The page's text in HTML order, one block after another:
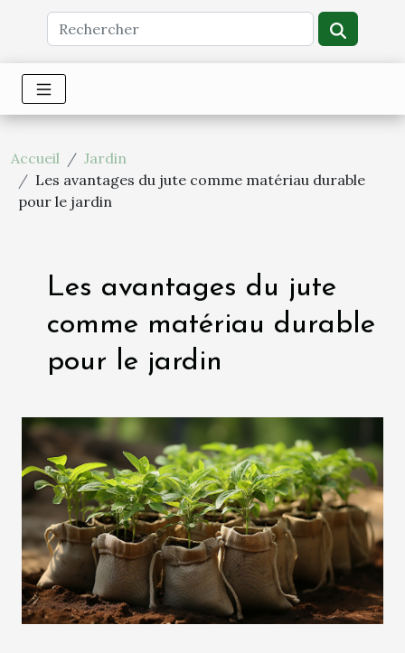
Accueil
Jardin
Les avantages du jute comme matériau durable
pour le jardin
Les avantages du jute
comme matériau durable
pour le jardin